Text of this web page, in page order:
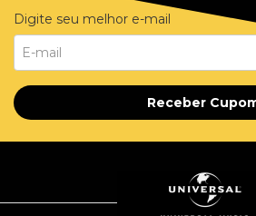
Digite seu melhor e-mail
Receber